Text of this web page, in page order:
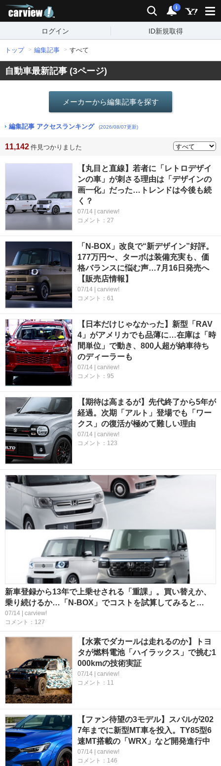
検索 通知
i
ログイン ID新規取得
トップ 編集記事 すべて
自動車最新記事 (3ページ)
メーカーから編集記事を探す
編集記事 アクセスランキング (2026/08/07更新)
11,142 件見つかりました
【丸目と直線】若者に「レトロデザイ
ンの車」が刺さる理由は「デザインの
画一化」だった…トレンドは今後も続
く？
07/14 | carview!
コメント：27
「N-BOX」改良で“新デザイン”好評。
177万円〜、ターボは装備充実も、価
格バランスに悩む声…7月16日発売へ
【販売店情報】
07/14 | carview!
コメント：61
【日本だけじゃなかった】新型「RAV
4」がアメリカでも品薄に…在庫は「時
間単位」で動き、800人超が納車待ち
のディーラーも
07/14 | carview!
コメント：95
【期待は高まるが】先代終了から5年が
経過。次期「アルト」登場でも「ワー
クス」の復活が極めて難しい理由
07/14 | carview!
コメント：123
新車登録から13年で上乗せされる「重課」。買い替えか、
乗り続けるか…「N-BOX」でコストを試算してみると…
07/14 | carview!
コメント：127
【水素でダカールは走れるのか】トヨ
タが燃料電池「ハイラックス」で挑む1
000kmの技術実証
07/14 | carview!
コメント：11
【ファン待望の3モデル】スバルが202
7年までに新型MT車を投入。TY85型6
速MT搭載の「WRX」など開発進行中
07/14 | carview!
コメント：146